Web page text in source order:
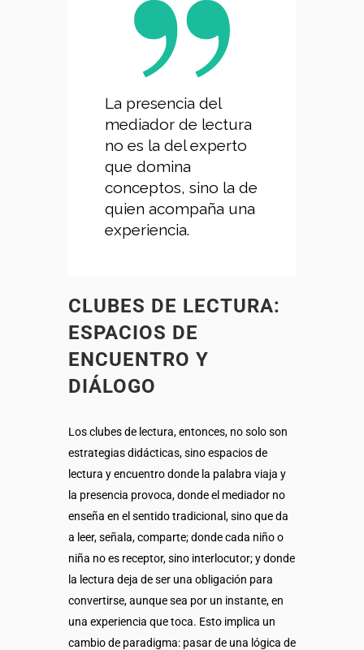
La presencia del
mediador de lectura
no es la del experto
que domina
conceptos, sino la de
quien acompaña una
experiencia.
CLUBES DE LECTURA:
ESPACIOS DE
ENCUENTRO Y
DIÁLOGO
Los clubes de lectura, entonces, no solo son
estrategias didácticas, sino espacios de
lectura y encuentro donde la palabra viaja y
la presencia provoca, donde el mediador no
enseña en el sentido tradicional, sino que da
a leer, señala, comparte; donde cada niño o
niña no es receptor, sino interlocutor; y donde
la lectura deja de ser una obligación para
convertirse, aunque sea por un instante, en
una experiencia que toca. Esto implica un
cambio de paradigma: pasar de una lógica de